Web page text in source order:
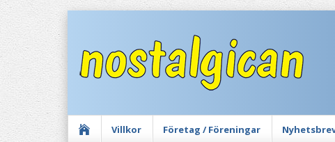
Villkor Företag / Föreningar